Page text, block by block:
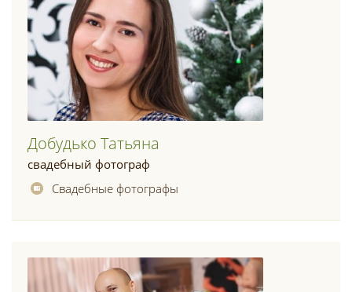
Добудько Татьяна
свадебный фотограф
Свадебные фотографы